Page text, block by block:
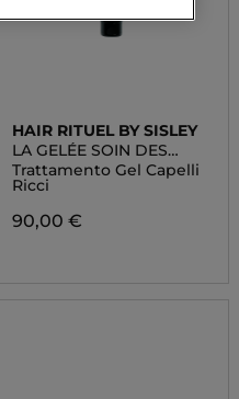
HAIR RITUEL BY SISLEY
LA GELÉE SOIN DES
BOUCLES
Trattamento Gel Capelli
Ricci
90,00 €